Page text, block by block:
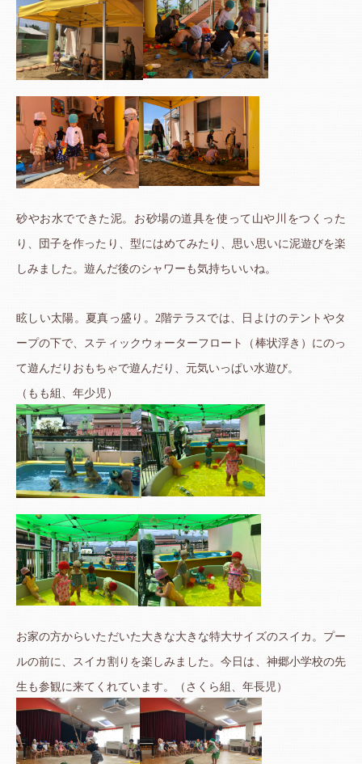
砂やお水でできた泥。お砂場の道具を使って山や川をつくった
り、団子を作ったり、型にはめてみたり、思い思いに泥遊びを楽
しみました。遊んだ後のシャワーも気持ちいいね。
眩しい太陽。夏真っ盛り。2階テラスでは、日よけのテントやタ
ープの下で、スティックウォーターフロート（棒状浮き）にのっ
て遊んだりおもちゃで遊んだり、元気いっぱい水遊び。
（もも組、年少児）
お家の方からいただいた大きな大きな特大サイズのスイカ。プー
ルの前に、スイカ割りを楽しみました。今日は、神郷小学校の先
生も参観に来てくれています。（さくら組、年長児）